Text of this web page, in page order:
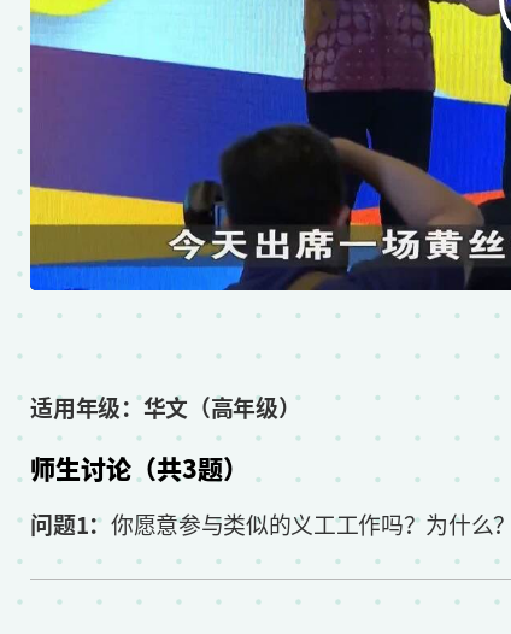
适用年级：华文（高年级）
师生讨论（共3题）
问题1： 你愿意参与类似的义工工作吗？为什么？